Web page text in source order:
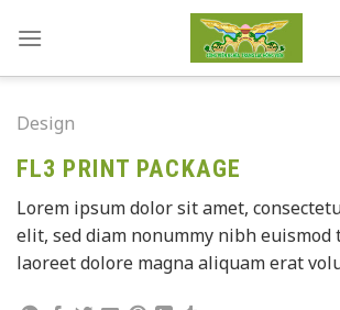
Design
FL3 PRINT PACKAGE
Lorem ipsum dolor sit amet,
elit, sed diam nonummy nibh
laoreet dolore magna aliquam erat